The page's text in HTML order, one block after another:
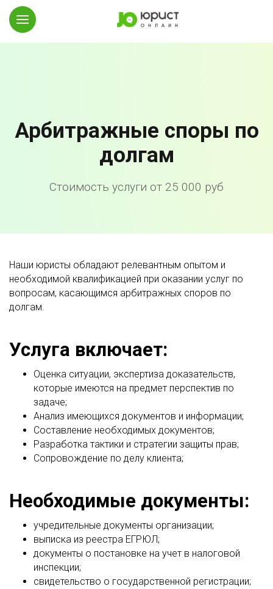
Арбитражные споры по
долгам
Стоимость услуги от 25 000 руб
Наши юристы обладают релевантным опытом и
необходимой квалификацией при оказании услуг по
вопросам, касающимся арбитражных споров по
долгам.
Услуга включает:
Оценка ситуации, экспертиза доказательств,
которые имеются на предмет перспектив по
задаче;
Анализ имеющихся документов и информации;
Составление необходимых документов;
Разработка тактики и стратегии защиты прав;
Сопровождение по делу клиента;
Необходимые документы:
учредительные документы организации;
выписка из реестра ЕГРЮЛ;
документы о постановке на учет в налоговой
инспекции;
свидетельство о государственной регистрации;